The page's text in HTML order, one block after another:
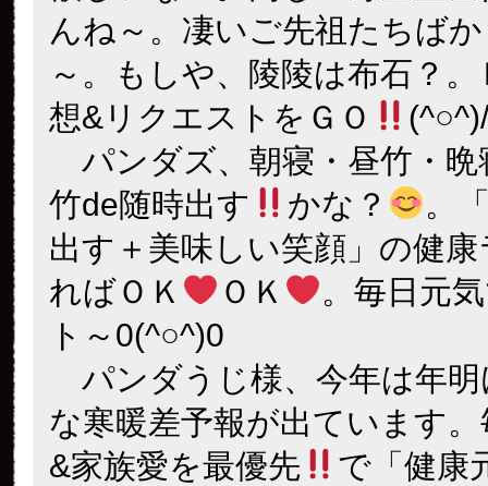
んね～。凄いご先祖たちば
～。もしや、陵陵は布石？
想&リクエストをＧＯ
パンダズ、朝寝・昼竹・晩
竹de随時出す
かな？
。
出す＋美味しい笑顔」の健
ればＯＫ
ＯＫ
。毎日元
ト～0(^○^)0
パンダうじ様、今年は年明
な寒暖差予報が出ています
&家族愛を最優先
で「健康